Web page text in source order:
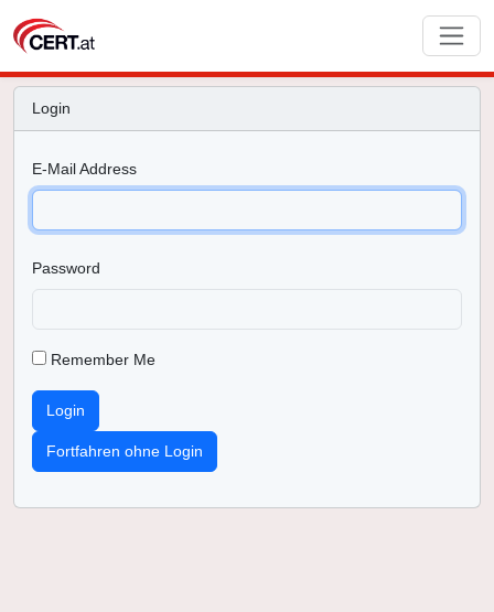
Login
E-Mail Address
Password
Remember Me
Login
Fortfahren ohne Login